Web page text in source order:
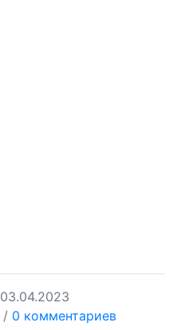
03.04.2023
/ 0 комментариев